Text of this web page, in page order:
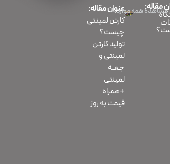
مشاهده همه موارد
مقاله:
عنوان مقاله:
کارتن لمینتی
چیست؟
تولید کارتن
لمینتی و
جعبه
لمینتی
+همراه
قیمت به روز